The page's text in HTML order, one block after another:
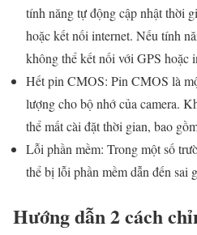
tính năng tự động cập nhật thời
hoặc kết nối internet. Nếu tính
không thể kết nối với GPS hoặc
Hết pin CMOS: Pin CMOS là
lượng cho bộ nhớ của camera.
thể mất cài đặt thời gian, bao
Lỗi phần mềm: Trong một số
thể bị lỗi phần mềm dẫn đến sai
Hướng dẫn 2 cách